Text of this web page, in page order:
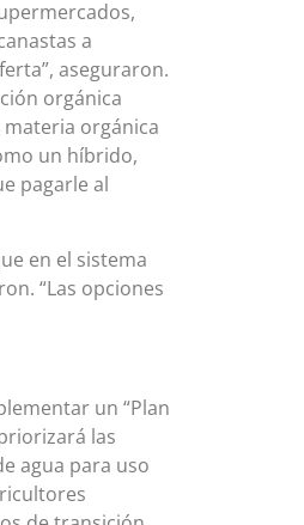
a
aseguraron.
orgánica
orgánica
un híbrido,
pagarle al
en el sistema
“Las opciones
un “Plan
las
agua para uso